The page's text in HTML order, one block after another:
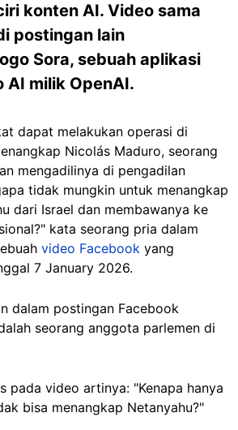
konten AI. Video sama
postingan lain
Sora, sebuah aplikasi
AI milik OpenAI.
dapat melakukan operasi di
Nicolás Maduro, seorang
mengadilinya di pengadilan
tidak mungkin untuk menangkap
dari Israel dan membawanya ke
kata seorang pria dalam
video Facebook yang
7 January 2026.
dalam postingan Facebook
seorang anggota parlemen di
pada video artinya: "Kenapa hanya
bisa menangkap Netanyahu?"